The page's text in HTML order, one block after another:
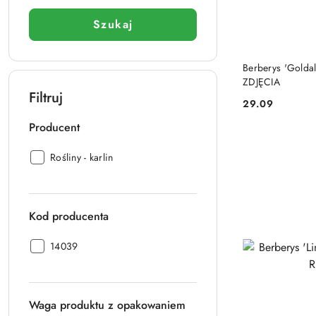
Szukaj
Filtruj
Producent
Producent:
Rośliny - karlin
Kod producenta
Kod producenta:
14039
Waga produktu z opakowaniem
Berberys
ZDJĘCIA
Cena:
29.09